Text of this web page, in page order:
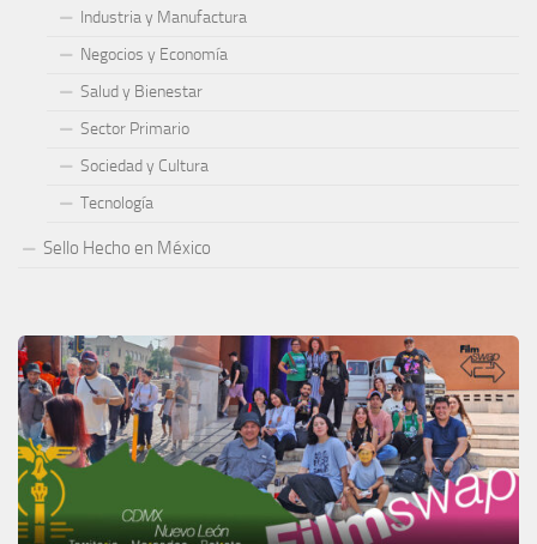
Industria y Manufactura
Negocios y Economía
Salud y Bienestar
Sector Primario
Sociedad y Cultura
Tecnología
Sello Hecho en México